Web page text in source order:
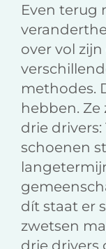
Even terug
over vol
methodes.
hebben. Ze
drie drivers:
schoenen
dít staat er
zwetsen
drie drivers